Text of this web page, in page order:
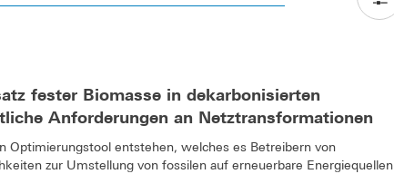
fester Biomasse in dekarbonisierten
Anforderungen an Netztransformationen
Optimierungstool entstehen, welches es Betreibern von
zur Umstellung von fossilen auf erneuerbare Energiequellen